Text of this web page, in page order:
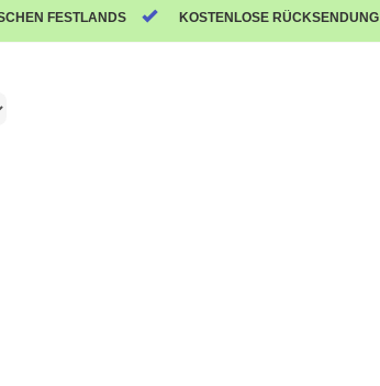
FESTLANDS KOSTENLOSE RÜCKSENDUNG